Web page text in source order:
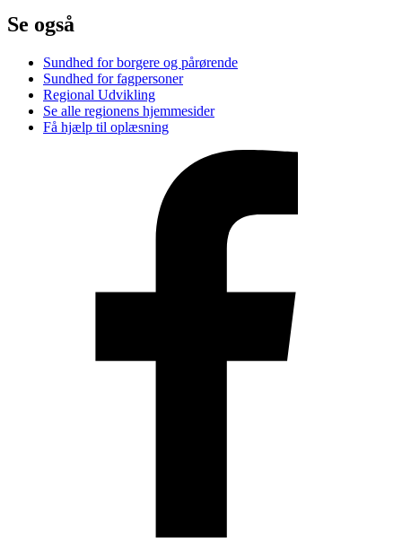
Se også
Sundhed for borgere og pårørende
Sundhed for fagpersoner
Regional Udvikling
Se alle regionens hjemmesider
Få hjælp til oplæsning